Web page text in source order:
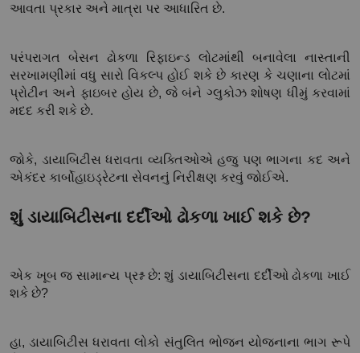
આવતા પ્રકાર અને માત્રા પર આધારિત છે.
પરંપરાગત બેસન ઢોકળા રિફાઇન્ડ લોટમાંથી બનાવેલા નાસ્તાની
સરખામણીમાં વધુ સારો વિકલ્પ હોઈ શકે છે કારણ કે ચણાના લોટમાં
પ્રોટીન અને ફાઇબર હોય છે, જે બંને ગ્લુકોઝ શોષણ ધીમું કરવામાં
મદદ કરી શકે છે.
જોકે, ડાયાબિટીસ ધરાવતા વ્યક્તિઓએ હજુ પણ ભાગના કદ અને
એકંદર કાર્બોહાઇડ્રેટના સેવનનું નિરીક્ષણ કરવું જોઈએ.
શું ડાયાબિટીસના દર્દીઓ ઢોકળા ખાઈ શકે છે?
એક ખૂબ જ સામાન્ય પ્રશ્ન છે: શું ડાયાબિટીસના દર્દીઓ ઢોકળા ખાઈ
શકે છે?
હા, ડાયાબિટીસ ધરાવતા લોકો સંતુલિત ભોજન યોજનાના ભાગ રૂપે